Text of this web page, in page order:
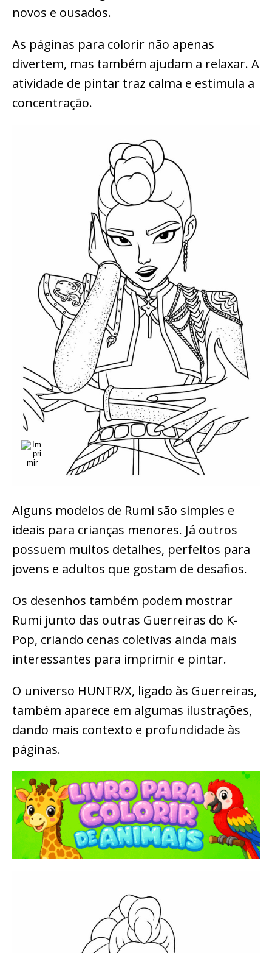
novos e ousados.
As páginas para colorir não apenas
divertem, mas também ajudam a relaxar. A
atividade de pintar traz calma e estimula a
concentração.
Alguns modelos de Rumi são simples e
ideais para crianças menores. Já outros
possuem muitos detalhes, perfeitos para
jovens e adultos que gostam de desafios.
Os desenhos também podem mostrar
Rumi junto das outras Guerreiras do K-
Pop, criando cenas coletivas ainda mais
interessantes para imprimir e pintar.
O universo HUNTR/X, ligado às Guerreiras,
também aparece em algumas ilustrações,
dando mais contexto e profundidade às
páginas.